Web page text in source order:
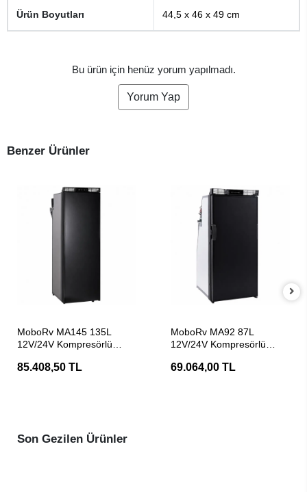
Ürün Boyutları 44,5 x 46 x 49 cm
Bu ürün için henüz yorum yapılmadı.
Yorum Yap
Benzer Ürünler
MoboRv MA145 135L
12V/24V Kompresörlü
85.408,50 TL
MoboRv MA92 87L
12V/24V Kompresörlü
69.064,00 TL
Son Gezilen Ürünler